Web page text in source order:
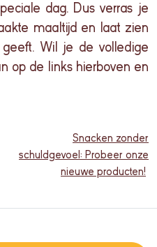
dag. Dus verras je
maaltijd en laat zien
geeft. Wil je de volledige
op de links hierboven en
Snacken zonder
schuldgevoel: Probeer onze
nieuwe producten!